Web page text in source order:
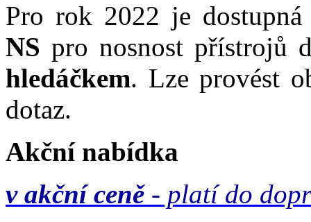
Pro rok 2022 je
NS pro nosnost přístrojů
hledáčkem. Lze provést
dotaz.
Akční nabídka
v akční ceně - platí do